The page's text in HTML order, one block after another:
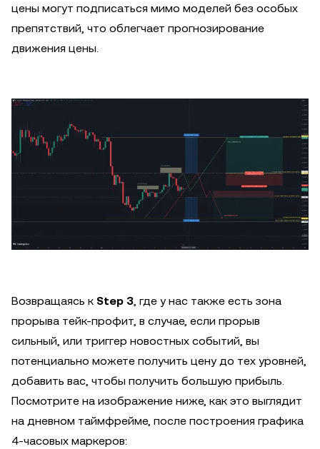
цены могут подписаться мимо моделей без особых
препятствий, что облегчает прогнозирование
движения цены.
Возвращаясь к Step 3, где у нас также есть зона
прорыва тейк-профит, в случае, если прорыв
сильный, или триггер новостных событий, вы
потенциально можете получить цену до тех уровней,
добавить вас, чтобы получить большую прибыль.
Посмотрите на изображение ниже, как это выглядит
на дневном таймфрейме, после построения графика
4-часовых маркеров: